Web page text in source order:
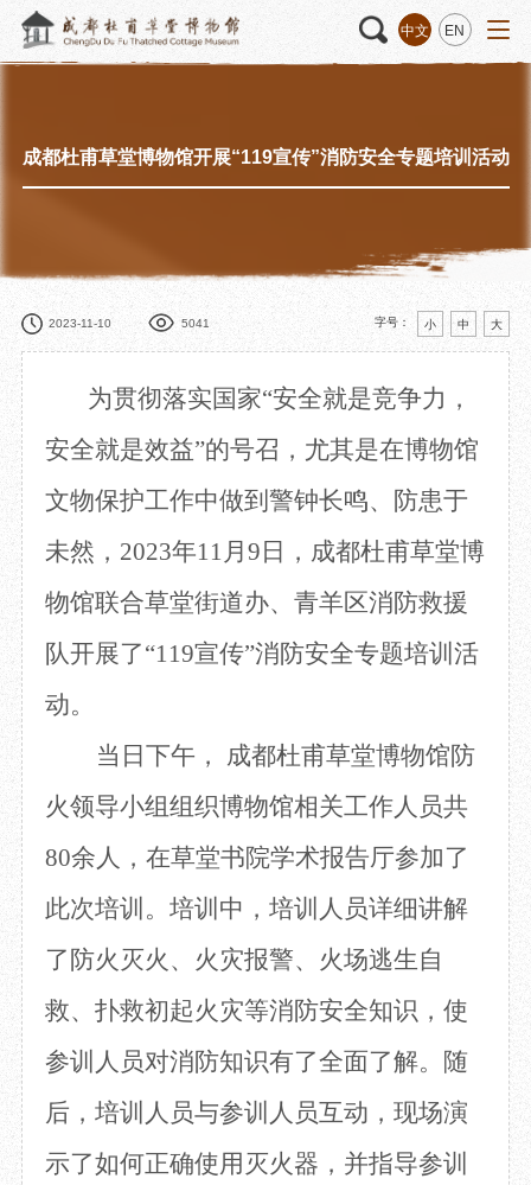
中文 EN
请
活动 “人日游草堂”系列文化活动 藏品 藏品概述
数字资源
捐赠名录
文创 杜甫草堂文创馆
数字文创
IP授权
草堂艺术中心
文创咨询
景点 正门
诗史堂
柴门
工部祠
少陵草堂碑亭
草堂影壁
大雅堂
成都杜甫草堂博物馆开展“119宣传”消防安全专题培训活动
2023-11-10 5041 字号： 小 中 大
为贯彻落实国家“安全就是竞争力 ，
安全就是效益”的号召 ， 尤其是在博物馆
文物保护工作中做到 警钟长鸣、
防患于
未然 ， 2023年11月 9 日， 成都杜甫草堂博
物馆联合草堂街道办、青羊区消防救援
队开展了“119宣传”消防安全专题培训活
动。
当日 下午， 成都杜甫草堂博物馆防
火领导小组组织博物馆相关工作人员共
80余人，在草堂书院学术报告厅参加了
此次培训。 培训中， 培训人员详细讲解
了防火灭火、 火灾报警、火场逃生自
救、扑救初起火灾等消防安全知识，使
参训人员对消防知识有了全面了解。随
后，培训人员与参训人员互动 ，现场演
示了如何正确使用灭火器 ， 并指导参训